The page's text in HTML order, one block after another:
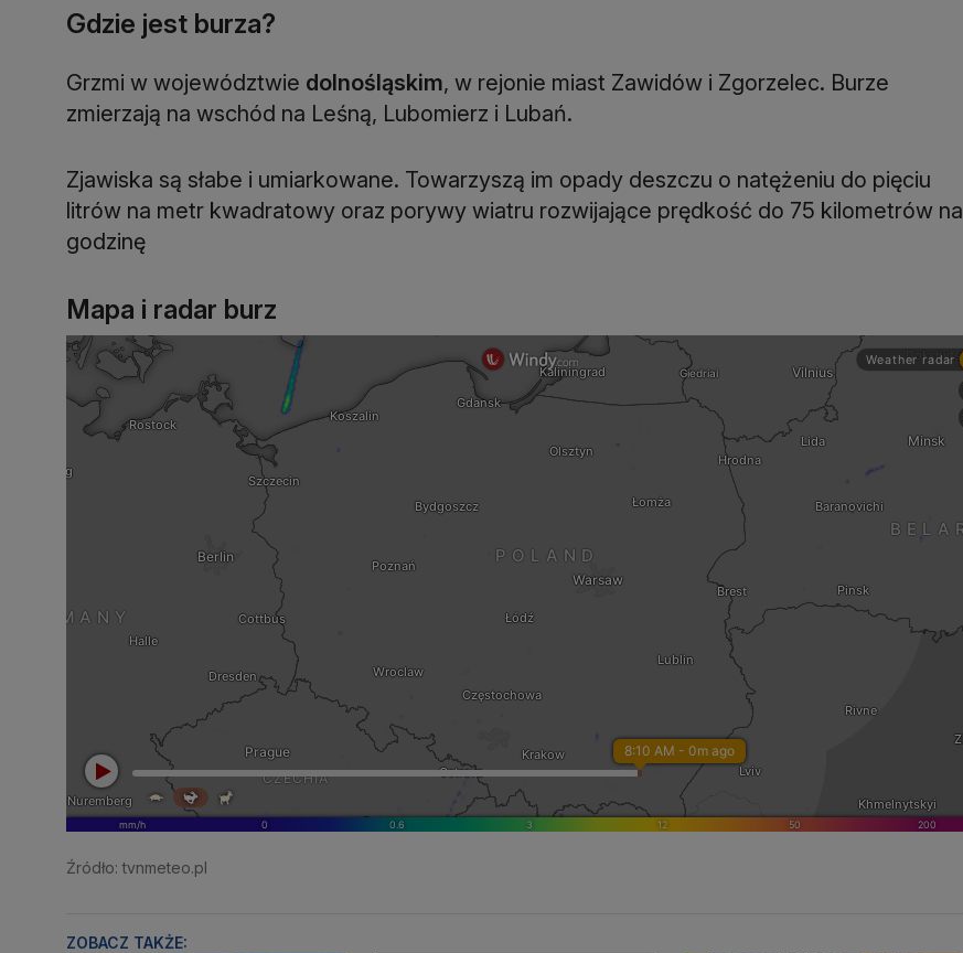
Gdzie jest burza?
Grzmi w województwie dolnośląskim, w rejonie miast Zawidów i Zgorzelec. Burze
zmierzają na wschód na Leśną, Lubomierz i Lubań.
Zjawiska są słabe i umiarkowane. Towarzyszą im opady deszczu o natężeniu do pięciu
litrów na metr kwadratowy oraz porywy wiatru rozwijające prędkość do 75 kilometrów na
godzinę
Mapa i radar burz
Źródło: tvnmeteo.pl
ZOBACZ TAKŻE: